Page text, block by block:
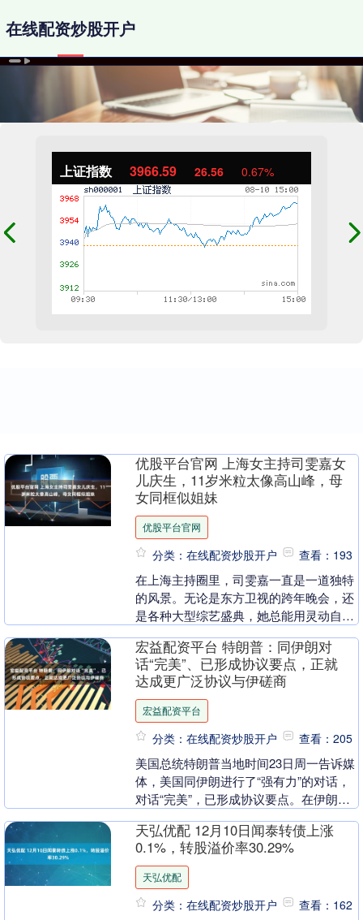
上证指数 3966.59 26.56 0.67%
在线配资炒股开户
优股平台官网 上海女主持司雯嘉女
儿庆生，11岁米粒太像高山峰，母
女同框似姐妹
优股平台官网
分类：在线配资炒股开户 查看：193
在上海主持圈里，司雯嘉一直是一道独特
的风景。无论是东方卫视的跨年晚会，还
是各种大型综艺盛典，她总能用灵动自然
线，成为不少人心....
宏益配资平台 特朗普：同伊朗对
话“完美”、已形成协议要点，正就
达成更广泛协议与伊磋商
宏益配资平台
分类：在线配资炒股开户 查看：205
美国总统特朗普当地时间23日周一告诉媒
体，美国同伊朗进行了“强有力”的对话，
对话“完美”，已形成协议要点。在伊朗方
朗普又说，....
天弘优配 12月10日闻泰转债上涨
0.1%，转股溢价率30.29%
天弘优配
分类：在线配资炒股开户 查看：162